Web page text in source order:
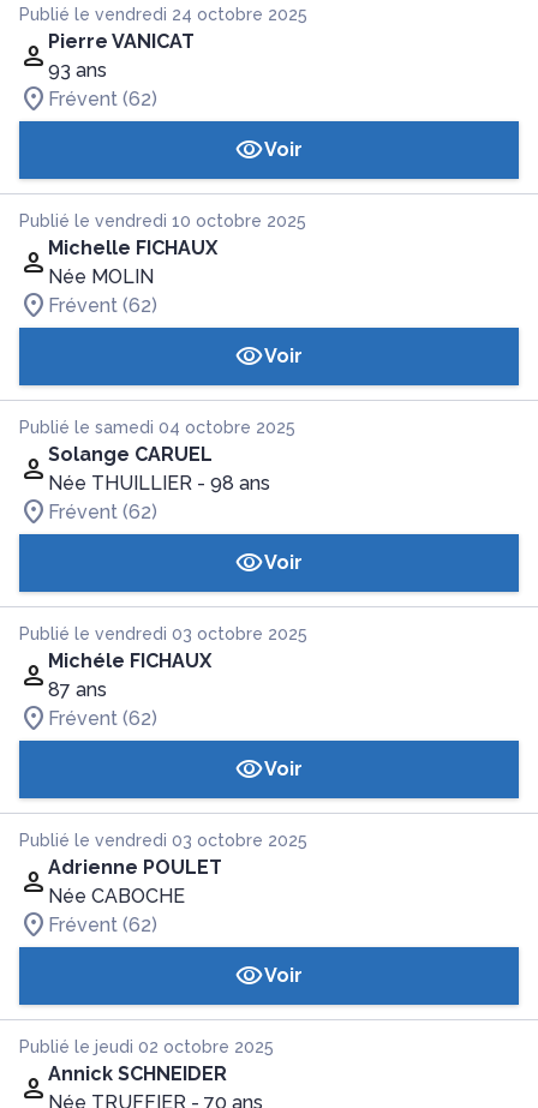
Publié le vendredi 24 octobre 2025
Pierre VANICAT
93 ans
Frévent (62)
Voir
Publié le vendredi 10 octobre 2025
Michelle FICHAUX
Née MOLIN
Frévent (62)
Voir
Publié le samedi 04 octobre 2025
Solange CARUEL
Née THUILLIER - 98 ans
Frévent (62)
Voir
Publié le vendredi 03 octobre 2025
Michéle FICHAUX
87 ans
Frévent (62)
Voir
Publié le vendredi 03 octobre 2025
Adrienne POULET
Née CABOCHE
Frévent (62)
Voir
Publié le jeudi 02 octobre 2025
Annick SCHNEIDER
Née TRUFFIER - 70 ans